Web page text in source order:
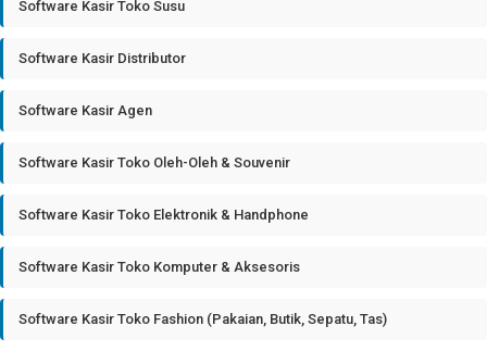
Software Kasir Toko Susu
Software Kasir Distributor
Software Kasir Agen
Software Kasir Toko Oleh-Oleh & Souvenir
Software Kasir Toko Elektronik & Handphone
Software Kasir Toko Komputer & Aksesoris
Software Kasir Toko Fashion (Pakaian, Butik, Sepatu, Tas)